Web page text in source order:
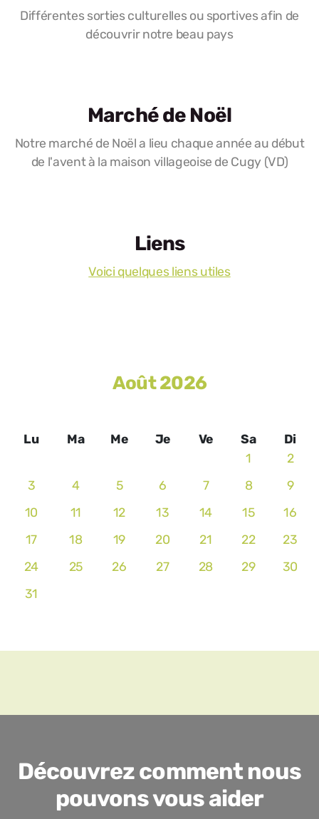
Différentes sorties culturelles ou sportives afin de
découvrir notre beau pays
Marché de Noël
Notre marché de Noël a lieu chaque année au début
de l'avent à la maison villageoise de Cugy (VD)
Liens
Voici quelques liens utiles
Août 2026
Lu Ma Me Je Ve Sa
Di
1
2
3
4 5 6 7 8
9
10
11 12 13 14 15
16
17
18 19 20 21 22
23
24
25 26 27 28 29
30
31
Découvrez comment nous
pouvons vous aider